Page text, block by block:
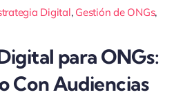
Digital, Gestión de ONGs,
para ONGs:
Con Audiencias